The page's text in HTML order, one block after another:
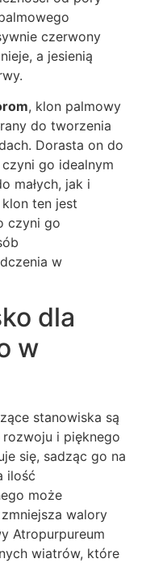
czerwony
a jesienią
, klon palmowy
do tworzenia
Dorasta on do
go idealnym
małych, jak i
ten jest
czyni go
w
dla
w
stanowiska są
i pięknego
się, sadząc go na
ilość
może
walory
Atropurpureum
wiatrów, które